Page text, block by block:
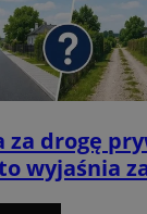
za drogę
wyjaśnia